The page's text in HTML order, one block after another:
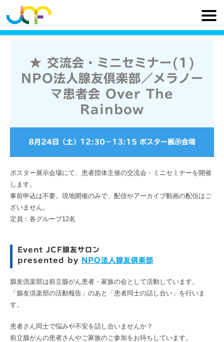
★ 交流会・ミニセミナー(1)
NPO法人腺友倶楽部／メラノー
マ患者会 Over The
Rainbow
8月24日（土） 12:30− 13:15 ポスター展示会場
ポスター展示会場にて、患者団体主催の交流会・ミニセミナーを開催
します。
事前申込は不要。現地開催のみで、配信やアーカイブ動画の配信はご
ざいません。
定員：各グループ12名
Event JCF腺友サロン
presented by
NPO法人腺友倶楽部
腺友倶楽部は前立腺がん患者・家族の会として活動しています。
「腺友倶楽部の活動報告」のあと「患者同士の話し合い」を行いま
す。
患者さん同士で悩みや不安を話し合いませんか？
前立腺がんの患者さんやご家族のご参加をお待ちしています。